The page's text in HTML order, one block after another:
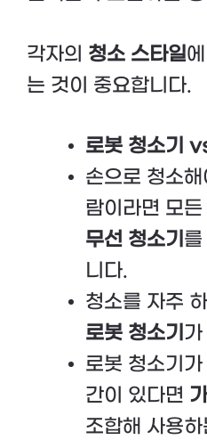
각자의 청소 스타일
는 것이 중요합니다.
로봇 청소기
손으로 청소
람이라면 모
무선 청소기
니다.
청소를 자주
로봇 청소기
로봇 청소기
간이 있다면
조합해 사용